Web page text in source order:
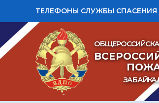
ТЕЛЕФОНЫ СЛУЖБЫ СПАСЕНИЯ